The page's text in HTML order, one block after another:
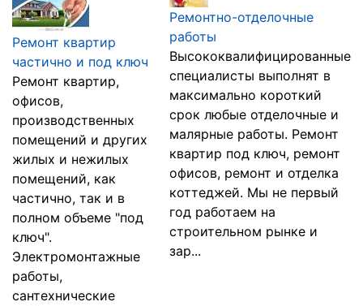
Ремонт квартир
частично и под ключ
Ремонт квартир,
офисов,
производственных
помещений и других
жилых и нежилых
помещений, как
частично, так и в
полном объеме "под
ключ".
Электромонтажные
работы,
сантехнические
Ремонтно-отделочные
работы
Высококвалифицированные
специалисты выполнят в
максимально короткий
срок любые отделочные и
малярные работы. Ремонт
квартир под ключ, ремонт
офисов, ремонт и отделка
коттеджей. Мы не первый
год работаем на
строительном рынке и
зар...